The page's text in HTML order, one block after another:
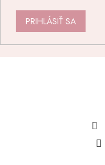
PRIHLÁSIŤ SA